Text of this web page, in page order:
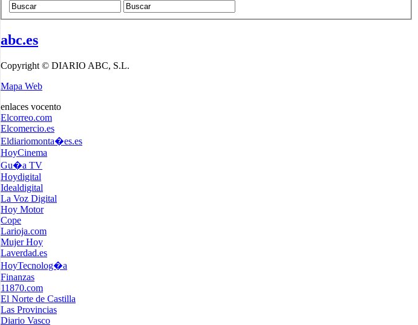
abc.es
Copyright © DIARIO ABC, S.L.
Mapa Web
enlaces vocento
Elcorreo.com
Elcomercio.es
Eldiariomonta�es.es
HoyCinema
Gu�a TV
Hoydigital
Idealdigital
La Voz Digital
Hoy Motor
Cope
Larioja.com
Mujer Hoy
Laverdad.es
HoyTecnolog�a
Finanzas
11870.com
El Norte de Castilla
Las Provincias
Diario Vasco